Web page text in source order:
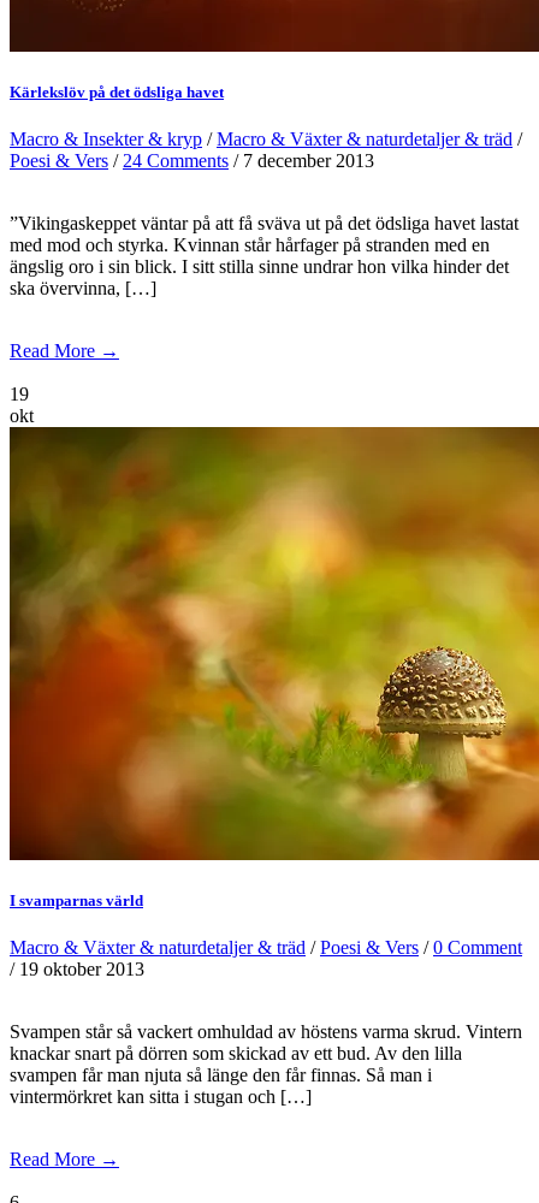
Kärlekslöv på det ödsliga havet
Macro & Insekter & kryp /Macro & Växter & naturdetaljer & träd /
Poesi & Vers / 24 Comments / 7 december 2013
”Vikingaskeppet väntar på att få sväva ut på det ödsliga havet lastat
med mod och styrka. Kvinnan står hårfager på stranden med en
ängslig oro i sin blick. I sitt stilla sinne undrar hon vilka hinder det
ska övervinna, […]
Read More →
19
okt
I svamparnas värld
Macro & Växter & naturdetaljer & träd /Poesi & Vers /0 Comment
/ 19 oktober 2013
Svampen står så vackert omhuldad av höstens varma skrud. Vintern
knackar snart på dörren som skickad av ett bud. Av den lilla
svampen får man njuta så länge den får finnas. Så man i
vintermörkret kan sitta i stugan och […]
Read More →